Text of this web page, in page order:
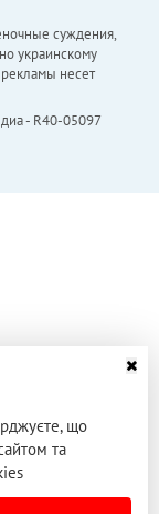
суждения,
украинскому
рекламы несет
- R40-05097
що
та